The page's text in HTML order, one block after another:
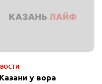
у вора